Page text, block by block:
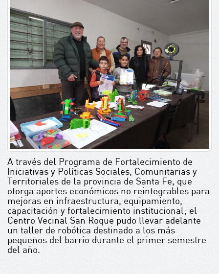
A través del Programa de Fortalecimiento de
Iniciativas y Políticas Sociales, Comunitarias y
Territoriales de la provincia de Santa Fe, que
otorga aportes económicos no reintegrables para
mejoras en infraestructura, equipamiento,
capacitación y fortalecimiento institucional; el
Centro Vecinal San Roque pudo llevar adelante
un taller de robótica destinado a los más
pequeños del barrio durante el primer semestre
del año.